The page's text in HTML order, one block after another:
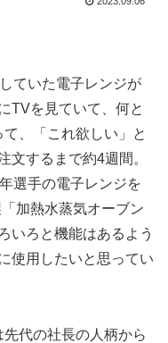
ていた電子レンジが
TVを見ていて、何と
、「これ欲しい」と
文するまで約4週間。
選手の電子レンジを
加熱水蒸気オーブン
いろと機能はあるよう
使用したいと思ってい
代の社長の人柄から